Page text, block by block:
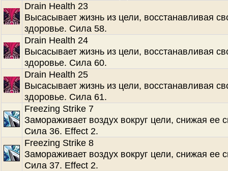
Drain Health 23
Высасывает жизнь из цели, восстанавливая
здоровье. Сила 58.
Drain Health 24
Высасывает жизнь из цели, восстанавливая
здоровье. Сила 60.
Drain Health 25
Высасывает жизнь из цели, восстанавливая
здоровье. Сила 61.
Freezing Strike 7
Замораживает воздух вокруг цели, снижая ее
Сила 36. Effect 2.
Freezing Strike 8
Замораживает воздух вокруг цели, снижая ее
Сила 37. Effect 2.